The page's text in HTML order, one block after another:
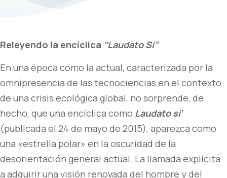
Releyendo la encíclica “Laudato Si”
En una época como la actual, caracterizada por la
omnipresencia de las tecnociencias en el contexto
de una crisis ecológica global, no sorprende, de
hecho, que una encíclica como Laudato si’
(publicada el 24 de mayo de 2015), aparezca como
una «estrella polar» en la oscuridad de la
desorientación general actual. La llamada explícita
a adquirir una visión renovada del hombre y del